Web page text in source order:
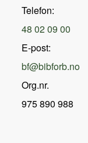
Telefon:
48 02 09 00
E-post:
bf@bibforb.no
Org.nr.
975 890 988